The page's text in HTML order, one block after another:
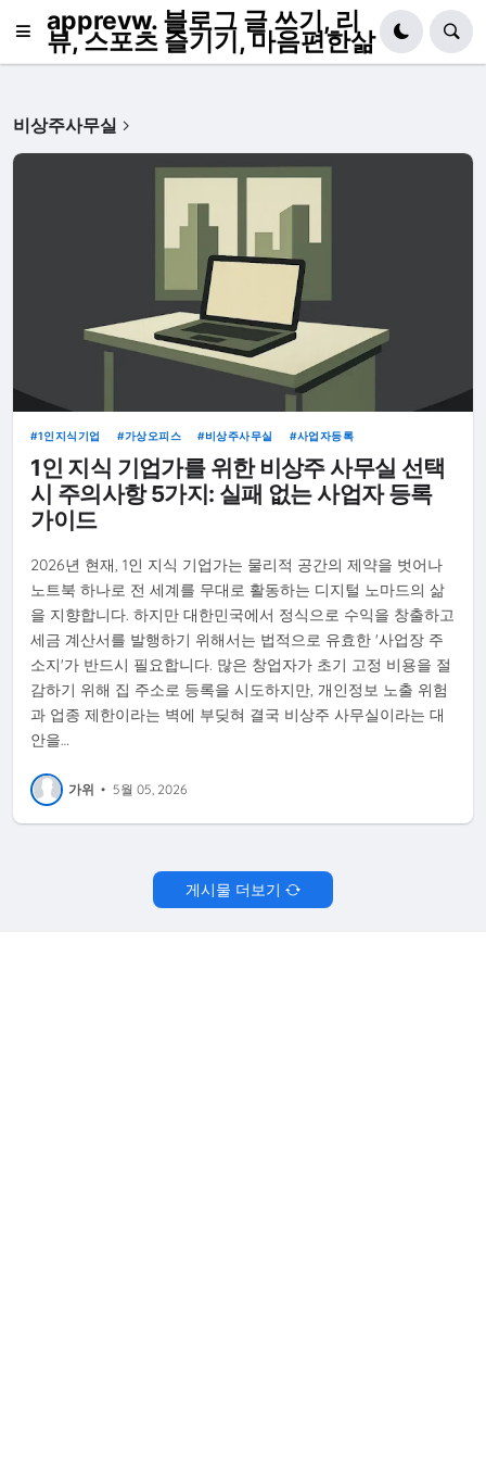
apprevw. 블로그 글 쓰기, 리
뷰, 스포츠 즐기기, 마음편한삶
비상주사무실
1인지식기업 가상오피스 비상주사무실 사업자등록
1인 지식 기업가를 위한 비상주 사무실 선택
시 주의사항 5가지: 실패 없는 사업자 등록
가이드
2026년 현재, 1인 지식 기업가는 물리적 공간의 제약을 벗어나
노트북 하나로 전 세계를 무대로 활동하는 디지털 노마드의 삶
을 지향합니다. 하지만 대한민국에서 정식으로 수익을 창출하고
세금 계산서를 발행하기 위해서는 법적으로 유효한 '사업장 주
소지'가 반드시 필요합니다. 많은 창업자가 초기 고정 비용을 절
감하기 위해 집 주소로 등록을 시도하지만, 개인정보 노출 위험
과 업종 제한이라는 벽에 부딪혀 결국 비상주 사무실이라는 대
안을…
가위 • 5월 05, 2026
게시물 더보기